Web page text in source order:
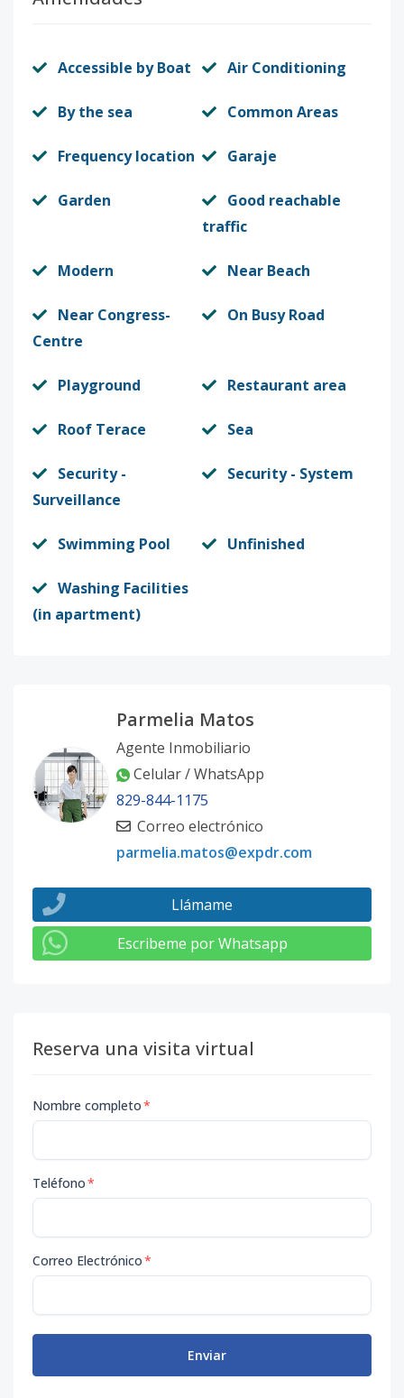
Accessible by Boat Air Conditioning
By the sea Common Areas
Frequency location Garaje
Garden
Good reachable
traffic
Modern Near Beach
Near Congress-
Centre
On Busy Road
Playground Restaurant area
Roof Terace Sea
Security -
Surveillance
Security - System
Swimming Pool Unfinished
Washing Facilities
(in apartment)
Parmelia Matos
Agente Inmobiliario
Celular / WhatsApp
829-844-1175
Correo electrónico
parmelia.matos@expdr.com
Llámame
Escribeme por Whatsapp
Reserva una visita virtual
Nombre completo*
Teléfono*
Correo Electrónico*
Enviar